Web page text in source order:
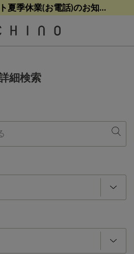
よるお荷物配送について
【クリアランスセール】人気パジャマが追加！
カスタマーサポート夏季休業(お電話)のお知らせ
よるお荷物配送について
【クリアランスセール】人気パジャマが追加！
細検索